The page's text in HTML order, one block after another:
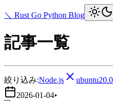
＼ Rust Go Python Blog
記事一覧
絞り込み:Node.js
2026-01-04•